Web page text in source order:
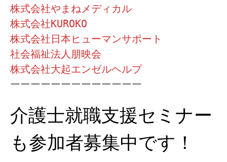
株式会社やまねメディカル
株式会社KUROKO
株式会社日本ヒューマンサポート
社会福祉法人朋映会
株式会社大起エンゼルヘルプ
ーーーーーーーーーーーーー
介護士就職支援セミナー
も参加者募集中です！